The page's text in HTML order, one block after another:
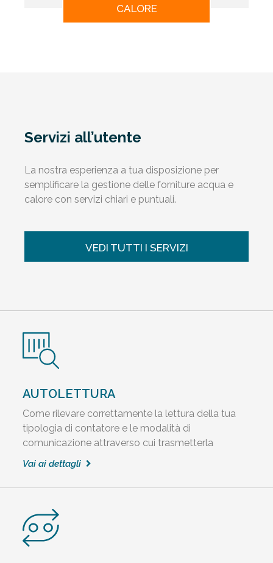
CALORE
Servizi all’utente
La nostra esperienza a tua disposizione per
semplificare la gestione delle forniture acqua e
calore con servizi chiari e puntuali.
VEDI TUTTI I SERVIZI
AUTOLETTURA
Come rilevare correttamente la lettura della tua
tipologia di contatore e le modalità di
comunicazione attraverso cui trasmetterla
Vai ai dettagli